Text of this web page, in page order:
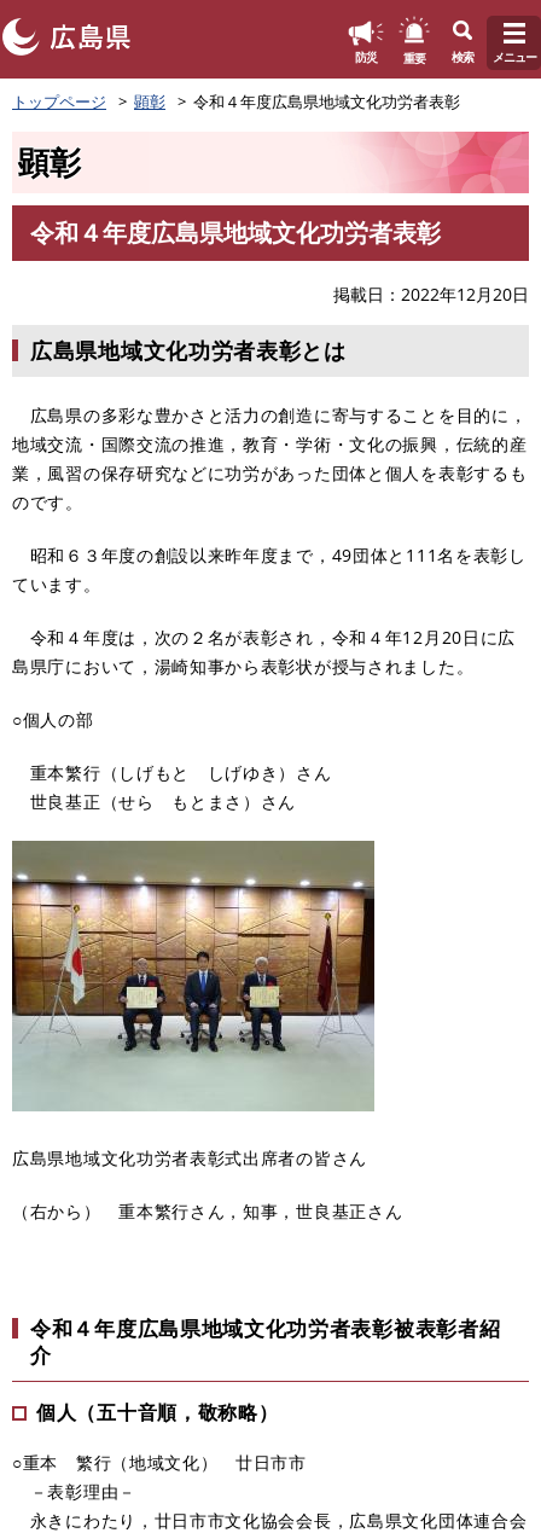
ペ
ー
頭
す
防災 重要 検索 メニュー
トップページ 顕彰 令和４年度広島県地域文化功労者表彰
顕彰
文
令和４年度広島県地域文化功労者表彰
掲載日 2022年12月20日
広島県地域文化功労者表彰とは
広島県の多彩な豊かさと活力の創造に寄与することを目的に，
地域交流・国際交流の推進，教育・学術・文化の振興，伝統的産
業，風習の保存研究などに功労があった団体と個人を表彰するも
のです。
昭和６３年度の創設以来昨年度まで，49団体と111名を表彰し
ています。
令和４年度は，次の２名が表彰され，令和４年12月20日に広
島県庁において，湯崎知事から表彰状が授与されました。
○個人の部
重本繁行（しげもと しげゆき）さん
世良基正（せら もとまさ）さん
広島県地域文化功労者表彰式出席者の皆さん
（右から） 重本繁行さん，知事，世良基正さん
令和４年度広島県地域文化功労者表彰被表彰者紹
介
個人（五十音順，敬称略）
○重本 繁行（地域文化） 廿日市市
－表彰理由－
永きにわたり，廿日市市文化協会会長，広島県文化団体連合会